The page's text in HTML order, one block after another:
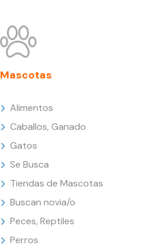
Mascotas
Alimentos
Caballos, Ganado
Gatos
Se Busca
Tiendas de Mascotas
Buscan novia/o
Peces, Reptiles
Perros